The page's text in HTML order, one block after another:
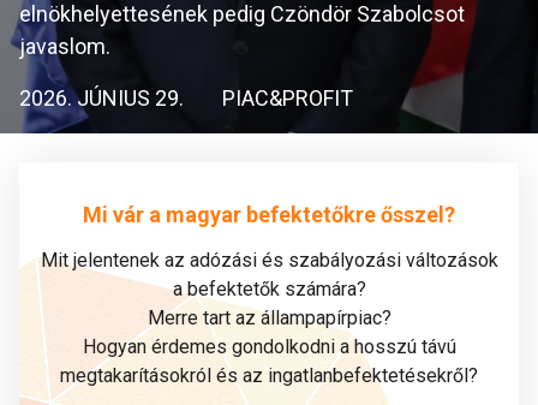
elnökhelyettesének pedig Czöndör Szabolcsot
javaslom.
2026. JÚNIUS 29. PIAC&PROFIT
Mi vár a magyar befektetőkre ősszel?
Mit jelentenek az adózási és szabályozási változások
a befektetők számára?
Merre tart az állampapírpiac?
Hogyan érdemes gondolkodni a hosszú távú
megtakarításokról és az ingatlanbefektetésekről?